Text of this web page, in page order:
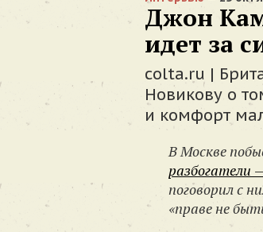
Джон
идет за
colta.ru |
Новикову о
и комфорт
В Москве
разбогатели
поговорил с
«праве не